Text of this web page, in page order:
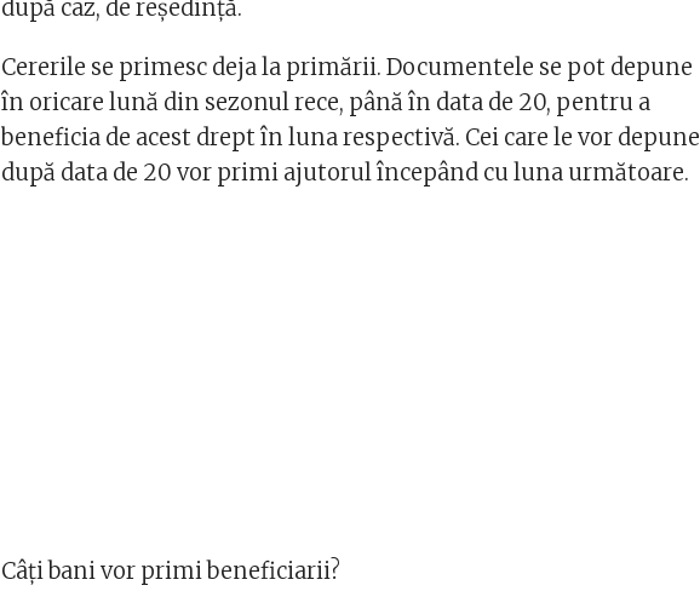
după caz, de reședință.
Cererile se primesc deja la primării. Documentele se pot depune
în oricare lună din sezonul rece, până în data de 20, pentru a
beneficia de acest drept în luna respectivă. Cei care le vor depune
după data de 20 vor primi ajutorul începând cu luna următoare.
Câți bani vor primi beneficiarii?